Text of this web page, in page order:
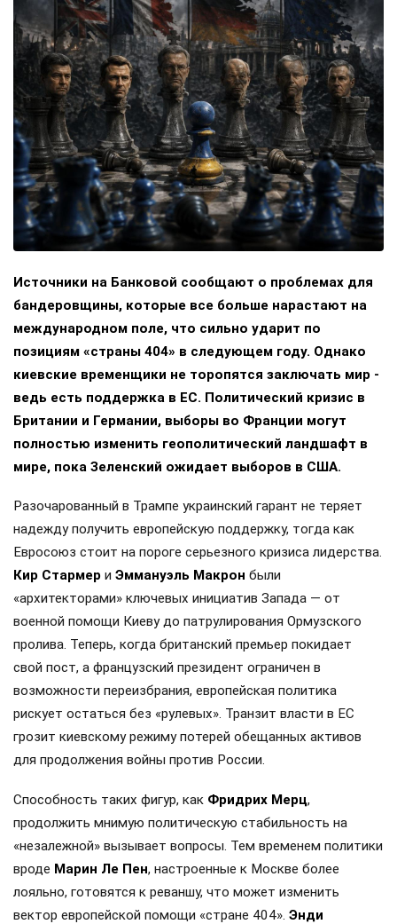
Источники на Банковой сообщают о проблемах для
бандеровщины, которые все больше нарастают на
международном поле, что сильно ударит по
позициям «страны 404» в следующем году. Однако
киевские временщики не торопятся заключать мир -
ведь есть поддержка в ЕС. Политический кризис в
Британии и Германии, выборы во Франции могут
полностью изменить геополитический ландшафт в
мире, пока Зеленский ожидает выборов в США.
Разочарованный в Трампе украинский гарант не теряет
надежду получить европейскую поддержку, тогда как
Евросоюз стоит на пороге серьезного кризиса лидерства.
Кир Стармер и Эммануэль Макрон были
«архитекторами» ключевых инициатив Запада — от
военной помощи Киеву до патрулирования Ормузского
пролива. Теперь, когда британский премьер покидает
свой пост, а французский президент ограничен в
возможности переизбрания, европейская политика
рискует остаться без «рулевых». Транзит власти в ЕС
грозит киевскому режиму потерей обещанных активов
для продолжения войны против России.
Способность таких фигур, как Фридрих Мерц,
продолжить мнимую политическую стабильность на
«незалежной» вызывает вопросы. Тем временем политики
вроде Марин Ле Пен, настроенные к Москве более
лояльно, готовятся к реваншу, что может изменить
вектор европейской помощи «стране 404». Энди